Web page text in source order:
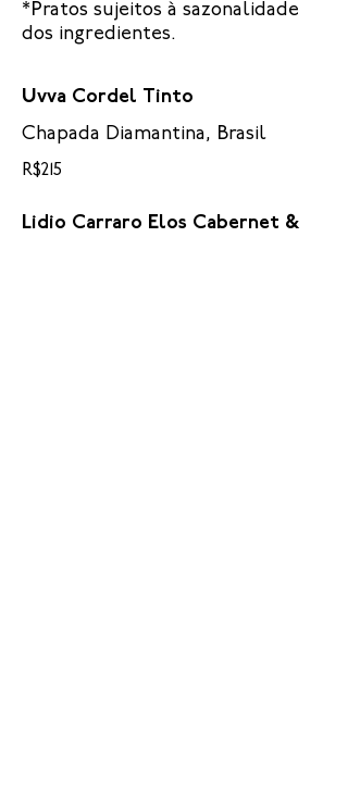
*Pratos sujeitos à sazonalidade
dos ingredientes.
Uvva Cordel Tinto
Chapada Diamantina, Brasil
R$215
Lidio Carraro Elos Cabernet &